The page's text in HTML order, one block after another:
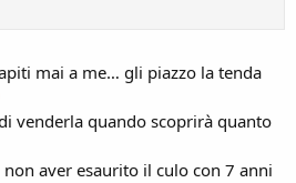
mai a me… gli piazzo la tenda
venderla quando scoprirà quanto
aver esaurito il culo con 7 anni